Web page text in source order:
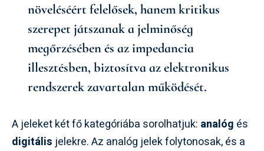
növeléséért felelősek, hanem kritikus
szerepet játszanak a jelminőség
megőrzésében és az impedancia
illesztésben, biztosítva az elektronikus
rendszerek zavartalan működését.
A jeleket két fő kategóriába sorolhatjuk: analóg és
digitális jelekre. Az analóg jelek folytonosak, és a